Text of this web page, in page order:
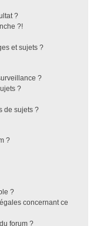
?
?!
et sujets ?
?
?
de sujets ?
?
?
concernant ce
forum ?